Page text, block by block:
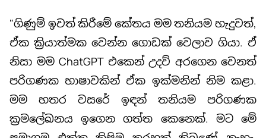
"ගිණුම් ඉවත් කිරීමේ කේතය මම තනියම හැදුවත්,
ඒක ක්‍රියාත්මක වෙන්න ගොඩක් වෙලාව ගියා. ඒ
නිසා මම ChatGPT එකෙන් උදව් අරගෙන වෙනත්
පරිගණක භාෂාවකින් ඒක ඉක්මනින් නිම කළා.
මම හතර වසරේ ඉඳන් තනියම පරිගණක
ක්‍රමලේඛනය ඉගෙන ගත්ත කෙනෙක්. මට මේ